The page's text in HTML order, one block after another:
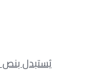
يُستبدل بنص المسلسل (أولاً 1/ أ/ 2) من الجدول